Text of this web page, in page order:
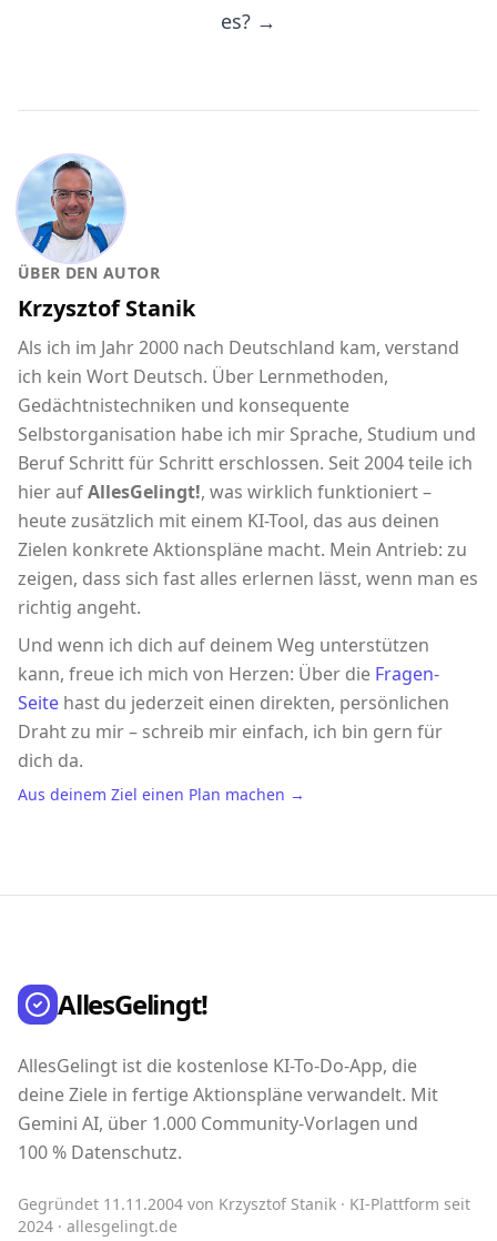
es? →
ÜBER DEN AUTOR
Krzysztof Stanik
Als ich im Jahr 2000 nach Deutschland kam, verstand
ich kein Wort Deutsch. Über Lernmethoden,
Gedächtnistechniken und konsequente
Selbstorganisation habe ich mir Sprache, Studium und
Beruf Schritt für Schritt erschlossen. Seit 2004 teile ich
hier aufAllesGelingt!, was wirklich funktioniert –
heute zusätzlich mit einem KI-Tool, das aus deinen
Zielen konkrete Aktionspläne macht. Mein Antrieb: zu
zeigen, dass sich fast alles erlernen lässt, wenn man es
richtig angeht.
Und wenn ich dich auf deinem Weg unterstützen
kann, freue ich mich von Herzen: Über die Fragen-
Seite hast du jederzeit einen direkten, persönlichen
Draht zu mir – schreib mir einfach, ich bin gern für
dich da.
Aus deinem Ziel einen Plan machen →
AllesGelingt!
AllesGelingt ist die kostenlose KI-To-Do-App, die
deine Ziele in fertige Aktionspläne verwandelt. Mit
Gemini AI, über 1.000 Community-Vorlagen und
100 % Datenschutz.
Gegründet 11.11.2004 von Krzysztof Stanik · KI-Plattform seit
2024 · allesgelingt.de